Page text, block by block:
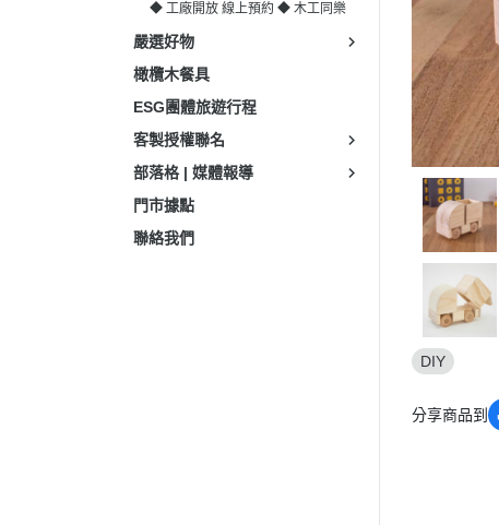
◆ 工廠開放 線上預約 ◆ 木工同樂
嚴選好物
橄欖木餐具
ESG團體旅遊行程
客製授權聯名
部落格 | 媒體報導
門市據點
聯絡我們
DIY
分享商品到